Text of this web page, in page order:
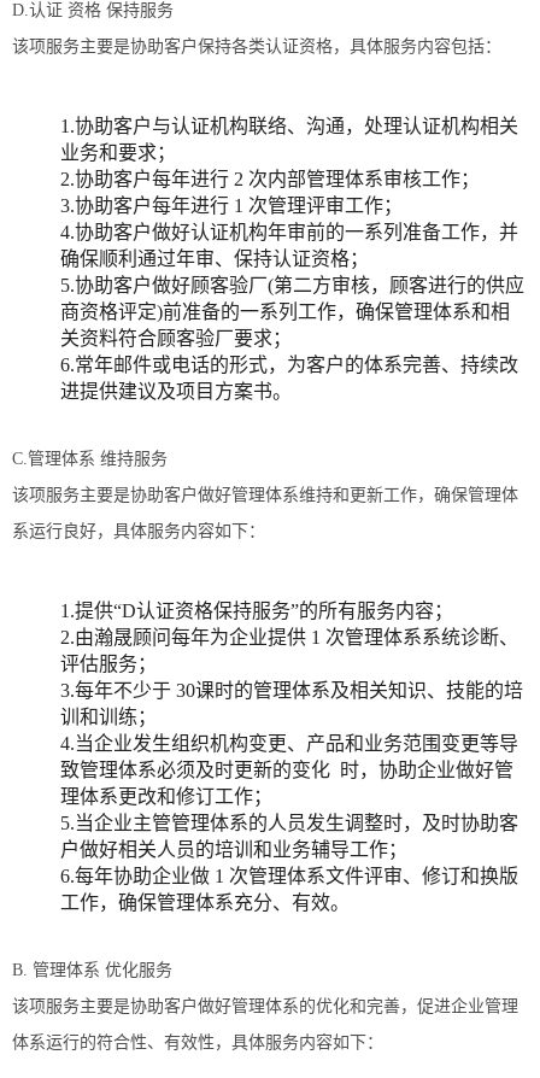
D.认证 资格 保持服务
该项服务主要是协助客户保持各类认证资格，具体服务内容包括：
1.协助客户与认证机构联络、沟通，处理认证机构相关
业务和要求；
2.协助客户每年进行 2 次内部管理体系审核工作；
3.协助客户每年进行 1 次管理评审工作；
4.协助客户做好认证机构年审前的一系列准备工作，并
确保顺利通过年审、保持认证资格；
5.协助客户做好顾客验厂(第二方审核，顾客进行的供应
商资格评定)前准备的一系列工作，确保管理体系和相
关资料符合顾客验厂要求；
6.常年邮件或电话的形式，为客户的体系完善、持续改
进提供建议及项目方案书。
C.管理体系 维持服务
该项服务主要是协助客户做好管理体系维持和更新工作，确保管理体
系运行良好，具体服务内容如下：
1.提供“D认证资格保持服务”的所有服务内容；
2.由瀚晟顾问每年为企业提供 1 次管理体系系统诊断、
评估服务；
3.每年不少于 30课时的管理体系及相关知识、技能的培
训和训练；
4.当企业发生组织机构变更、产品和业务范围变更等导
致管理体系必须及时更新的变化 时，协助企业做好管
理体系更改和修订工作；
5.当企业主管管理体系的人员发生调整时，及时协助客
户做好相关人员的培训和业务辅导工作；
6.每年协助企业做 1 次管理体系文件评审、修订和换版
工作，确保管理体系充分、有效。
B. 管理体系 优化服务
该项服务主要是协助客户做好管理体系的优化和完善，促进企业管理
体系运行的符合性、有效性，具体服务内容如下：